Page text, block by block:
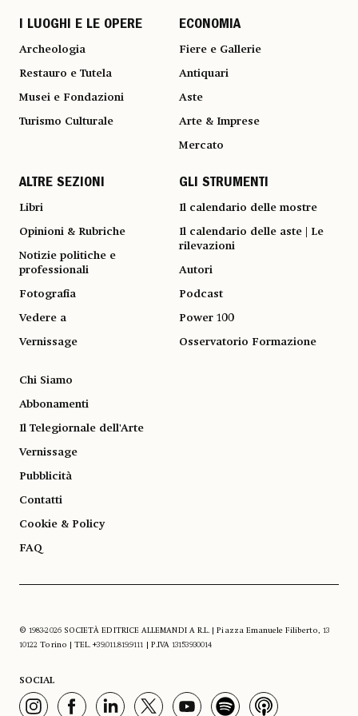
I LUOGHI E LE OPERE
Archeologia
Restauro e Tutela
Musei e Fondazioni
Turismo Culturale
ECONOMIA
Fiere e Gallerie
Antiquari
Aste
Arte & Imprese
Mercato
ALTRE SEZIONI
Libri
Opinioni & Rubriche
Notizie politiche e
professionali
Fotografia
Vedere a
Vernissage
GLI STRUMENTI
Il calendario delle mostre
Il calendario delle aste | Le
rilevazioni
Autori
Podcast
Power 100
Osservatorio Formazione
Chi Siamo
Abbonamenti
Il Telegiornale dell'Arte
Vernissage
Pubblicità
Contatti
Cookie & Policy
FAQ
© 1983-2026 SOCIETÀ EDITRICE ALLEMANDI A R.L. | Piazza Emanuele Filiberto, 13
10122 Torino | TEL. +39.011.819.9111 | P.IVA 13153930014
SOCIAL